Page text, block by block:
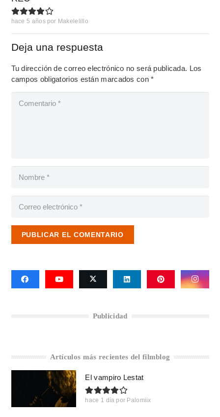
hace 5 años por Makelelillo
Deja una respuesta
Tu dirección de correo electrónico no será publicada. Los
campos obligatorios están marcados con*
PUBLICAR EL COMENTARIO
Publicidad
Artículos más recientes del filmblog
El vampiro Lestat
hace 1 día por Palomiix